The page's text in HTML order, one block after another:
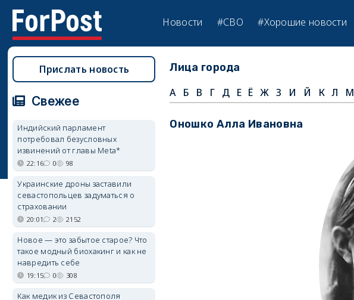
Новости #СВО #Хорошие новости
Лица города
А
Б В Г Д Е Ё Ж З И Й К Л М
Оношко Алла Ивановна
Прислать новость
Свежее
Индийский парламент
потребовал безусловных
извинений от главы Meta*
22:16 0 98
Украинские дроны заставили
севастопольцев задуматься о
страховании
20:01 2 2152
Новое — это забытое старое? Что
такое модный биохакинг и как не
навредить себе
19:15 0 308
Как медик из Севастополя